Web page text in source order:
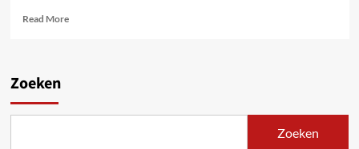
Read MoreRead
Zoeken
Zoeken